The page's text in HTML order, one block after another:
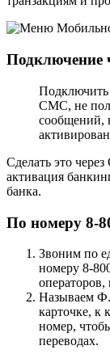
Подключение
Подключить
СМС, не
сообщений,
Сделать это
активация
банка.
По номеру 8-
Звоним по
номеру 8-
операторов,
Называем
карточке, к
номер,
переводах.